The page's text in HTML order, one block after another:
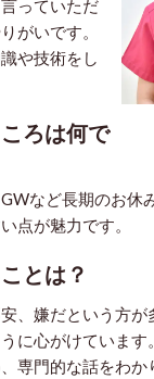
っていただ
がいです。
や技術をし
ろは何で
など長期のお休
点が魅力です。
とは？
、嫌だという方が
に心がけています
専門的な話をわか